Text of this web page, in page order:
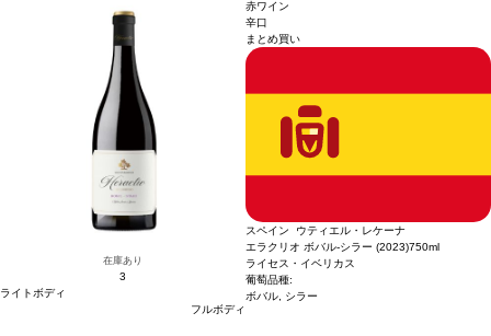
した肉、豆類、ミディアムから香りの強いチーズなどと好相性。
ー 55%、テンプラニーリョ 45%
*本ヴィンテージが在庫切れの場合、在庫があり価
格が同様の場合は自動的に次のヴィンテージに変更されます、ご了承ください。
在庫あり
3
ライトボディ
フルボディ
赤ワイン
辛口
まとめ買い
スペイン ウティエル・レケーナ
エラクリオ ボバル-シラー (2023)750ml
ライセス・イベリカス
葡萄品種:
ボバル, シラー